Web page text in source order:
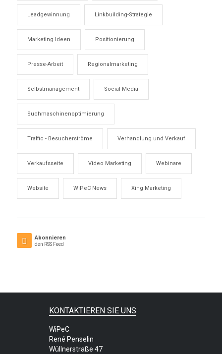
Leadgewinnung Linkbuilding-Strategie
Marketing Ideen Positionierung
Presse-Arbeit Regionalmarketing
Selbstmanagement Social Media
Suchmaschinenoptimierung
Traffic - Besucherströme Verhandlung und Verkauf
Verkaufsseite Video Marketing Webinare
Website WiPeC News Xing Marketing
Abonnieren
den RSS Feed
KONTAKTIEREN SIE UNS
WiPeC
René Penselin
Wüllnerstraße 47